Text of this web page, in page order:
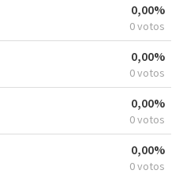
0,00%
0 votos
0,00%
0 votos
0,00%
0 votos
0,00%
0 votos